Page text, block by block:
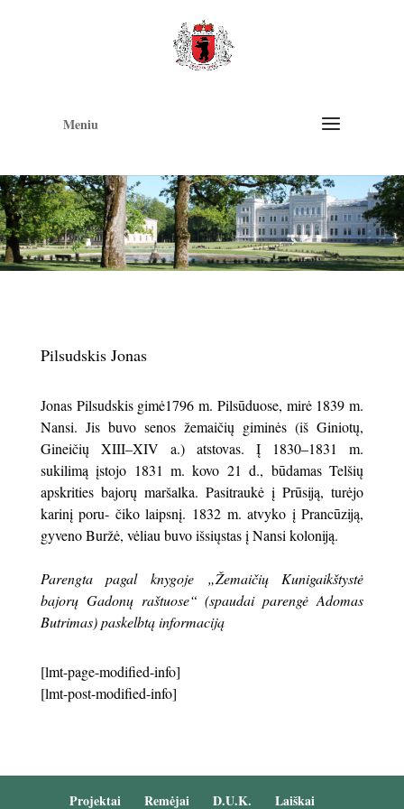
Meniu
Pilsudskis Jonas
Jonas Pilsudskis gimė1796 m. Pilsūduose, mirė 1839 m.
Nan­si. Jis buvo senos žemaičių giminės (iš Giniotų,
Ginei­čių XIII–XIV a.) atstovas. Į 1830–1831 m.
sukilimą įstojo 1831 m. kovo 21 d., būdamas Telšių
apskrities bajorų mar­šalka. Pasitraukė į Prūsiją, turėjo
karinį poru- čiko laipsnį. 1832 m. atvyko į Prancūziją,
gyveno Buržė, vėliau buvo išsiųstas į Nansi koloniją.
Parengta pagal knygoje „Žemaičių Kunigaikštystė
bajorų Gadonų raštuose“ (spaudai parengė Adomas
Butrimas) paskelbtą informaciją
[lmt-page-modified-info]
[lmt-post-modified-info]
Projektai Remėjai D.U.K. Laiškai